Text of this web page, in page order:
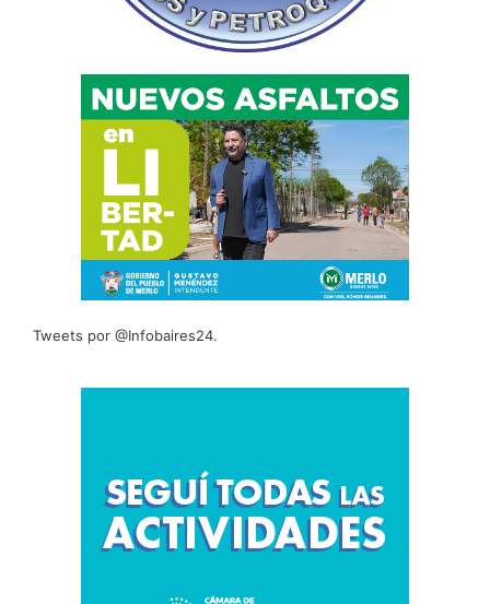
Tweets por @Infobaires24.